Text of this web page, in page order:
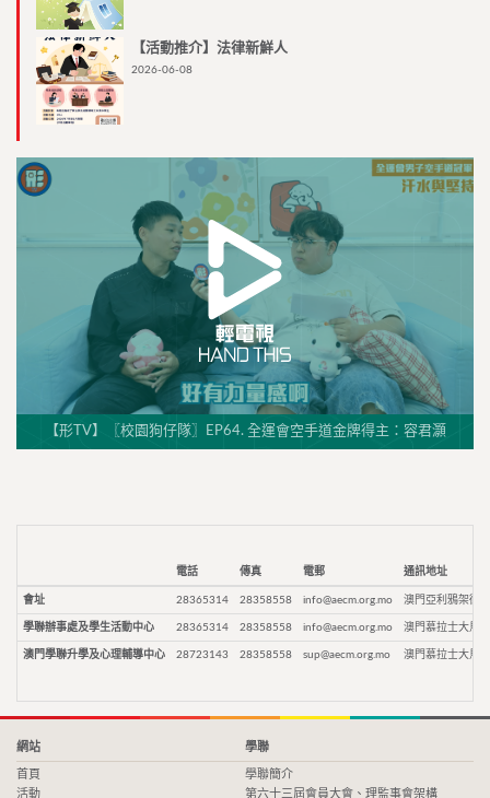
【活動推介】法律新鮮人
2026-06-08
【形TV】〖校園狗仔隊〗EP64. 全運會空手道金牌得主：容君灝
電話 傳真 電郵 通訊地址
會址 28365314 28358558 info@aecm.org.mo 澳門亞利鴉架街9
學聯辦事處及學生活動中心 28365314 28358558 info@aecm.org.mo 澳門慕拉士大馬
澳門學聯升學及心理輔導中心 28723143 28358558 sup@aecm.org.mo 澳門慕拉士大馬
網站
首頁
活動
學聯
學聯簡介
第六十三屆會員大會、理監事會架構